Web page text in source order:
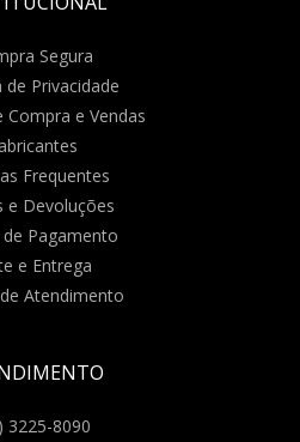
Segura
de Privacidade
Compra e Vendas
Frequentes
e Devoluções
Pagamento
e Entrega
Atendimento
3225-8090